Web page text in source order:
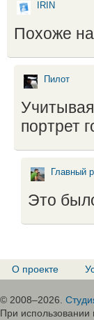
IRIN
Похоже
Пилот
портрет
Главный
Это
О проекте
© 2008–2026.
При использовании